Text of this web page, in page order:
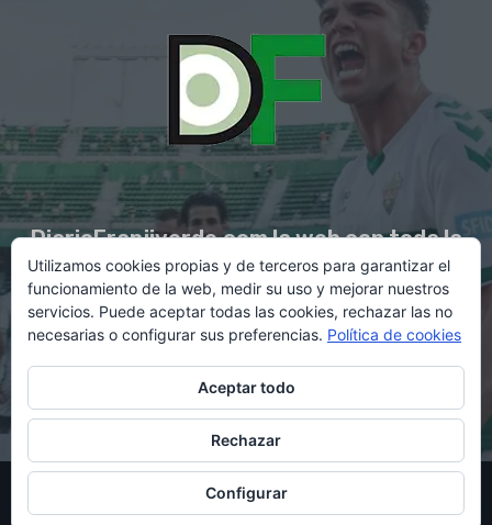
DiarioFranjiverde.com la web con toda la
información del Elche C.F.
Contacto en:diario@franjiverde.com
© Copyright 2021 - Gestión y diseño por Rubén Maestre
Política de cookies Política de privacidad
Utilizamos cookies propias y de terceros para garantizar el
funcionamiento de la web, medir su uso y mejorar nuestros
servicios. Puede aceptar todas las cookies, rechazar las no
necesarias o configurar sus preferencias. Política de cookies
Aceptar todo
Rechazar
Configurar